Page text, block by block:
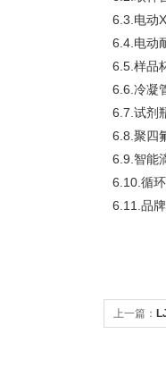
6.3.电动
6.4.电动
6.5.样
6.6.冷
6.7.试
6.8.聚四
6.9.智能
6.10.循
6.11.品
上一篇：